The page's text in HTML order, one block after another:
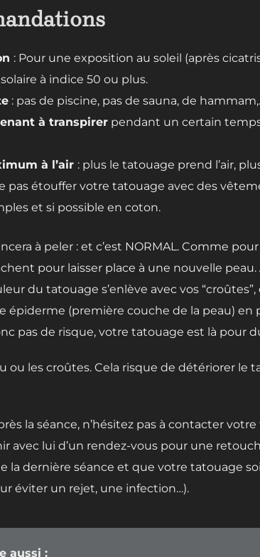
: Pour une exposition au soleil (après
à indice 50 ou plus.
: pas de piscine, pas de sauna, de
à transpirer pendant un certain
à l’air : plus le tatouage prend l’air,
pas étouffer votre tatouage avec des
et si possible en coton.
à peler : et c’est NORMAL. Comme
pour laisser place à une nouvelle peau.
du tatouage s’enlève avec vos “croûtes”,
épiderme (première couche de la peau) en
pas de risque, votre tatouage est là pour
ou les croûtes. Cela risque de détériorer le
la séance, n’hésitez pas à contacter
avec lui d’un rendez-vous pour une
la dernière séance et que votre tatouage
éviter un rejet, une infection…).
aussi :